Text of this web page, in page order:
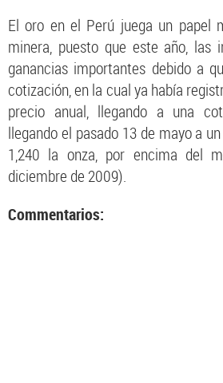
El oro en el Perú juega un papel
minera, puesto que este año, las
ganancias importantes debido a
cotización, en la cual ya había
precio anual, llegando a una
llegando el pasado 13 de mayo a
1,240 la onza, por encima del
diciembre de 2009).
Commentarios: